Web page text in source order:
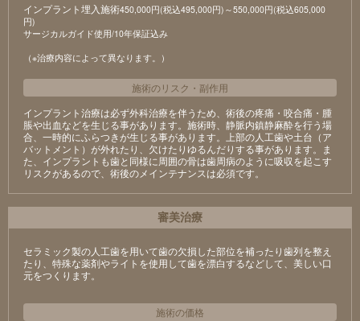
インプラント埋入施術450,000円(税込495,000円)～550,000円(税込605,000
円)
サージカルガイド使用/10年保証込み
（※治療内容によって異なります。）
施術のリスク ・ 副作用
インプラント治療は必ず外科治療を伴うため、術後の疼痛・咬合痛・腫
脹や出血などを生じる事があります。施術時、静脈内鎮静麻酔を行う場
合、一時的にふらつきが生じる事があります。上部の人工歯や土台（ア
バットメント）が外れたり、欠けたりゆるんだりする事があります。ま
た、インプラントも歯と同様に周囲の骨は歯周病のように吸収を起こす
リスクがあるので、術後のメインテナンスは必須です。
審美治療
セラミック製の⼈⼯⻭を⽤いて⻭の⽋損した部位を補ったり⻭列を整え
たり、特殊な薬剤やライトを使⽤して⻭を漂⽩するなどして、美しい⼝
元をつくります。
施術の価格